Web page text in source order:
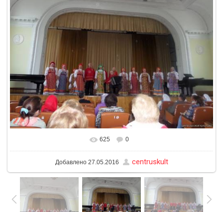
В реальном размере 1600x1200
625 0
Добавлено27.05.2016 centruskult